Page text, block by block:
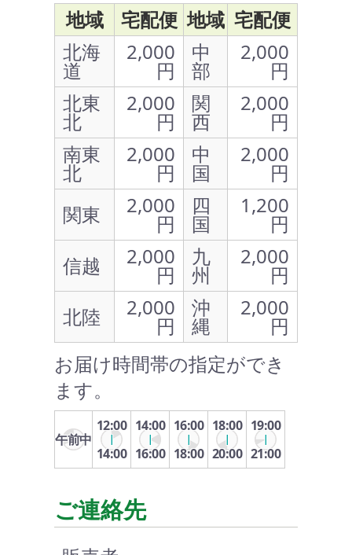
地域
宅配便 地域 宅配便
北海
道
2,000
円
中
部
2,000
円
北東
北
2,000
円
関
西
2,000
円
南東
北
2,000
円
中
国
2,000
円
関東
2,000
円
四
国
1,200
円
信越
2,000
円
九
州
2,000
円
北陸
2,000
円
沖
縄
2,000
円
お届け時間帯の指定ができ
ます。
午前中
12:00
14:00
14:00
16:00
16:00
18:00
18:00
20:00
19:00
21:00
ご連絡先